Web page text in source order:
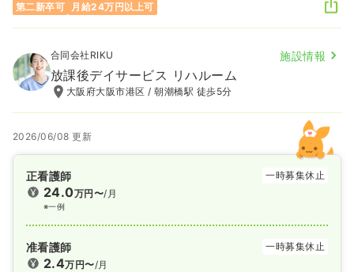
第二新卒可
月給24万円以上可
合同会社RIKU 施設情報
放課後デイサービス リハルーム
大阪府大阪市港区 / 朝潮橋駅 徒歩5分
2026/06/08 更新
正看護師 一時募集休止
24.0万円〜/月
※一例
准看護師 一時募集休止
2.4万円〜/月